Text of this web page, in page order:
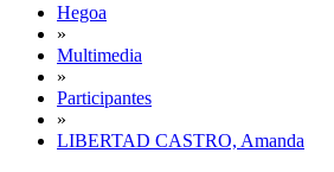
Hegoa
»
Multimedia
»
Participantes
»
LIBERTAD CASTRO, Amanda